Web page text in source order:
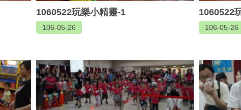
1060522玩樂小精靈-1
106-05-26
1060522
106-05-26